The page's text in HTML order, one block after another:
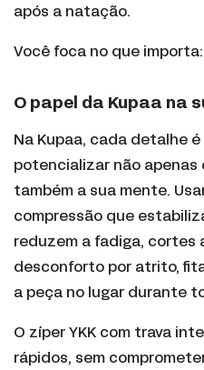
após a natação.
Você foca no que
O papel da Kupaa na
Na Kupaa, cada detalhe
potencializar não
também a sua mente.
compressão que
reduzem a fadiga, cortes
desconforto por atrito,
a peça no lugar durante
O zíper YKK com trava
rápidos, sem